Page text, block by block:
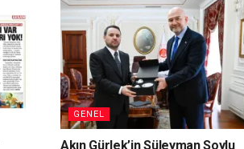
GENEL
Akın Gürlek’in Süleyman Soylu